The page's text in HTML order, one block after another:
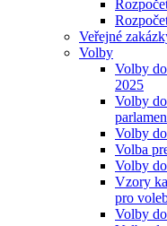
Veřejné
Volby
Volby
2025
Volby
Volby
Volba
Volby
Vzory
pro
Volby